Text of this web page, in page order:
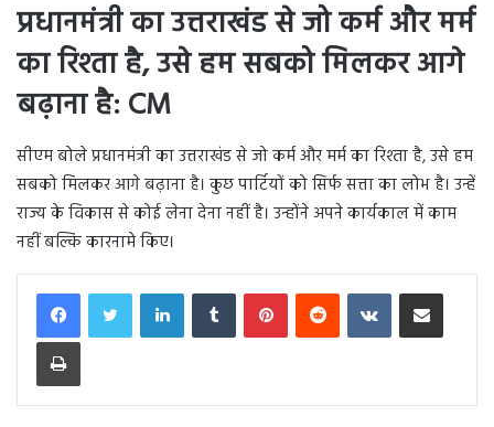
प्रधानमंत्री का उत्तराखंड से जो कर्म और मर्म
का रिश्ता है, उसे हम सबको मिलकर आगे
बढ़ाना है: CM
सीएम बोले प्रधानमंत्री का उत्तराखंड से जो कर्म और मर्म का रिश्ता है, उसे हम
सबको मिलकर आगे बढ़ाना है। कुछ पार्टियों को सिर्फ सत्ता का लोभ है। उन्हें
राज्य के विकास से कोई लेना देना नहीं है। उन्होंने अपने कार्यकाल में काम
नहीं बल्कि कारनामे किए।
LinkedInTumblr PinterestReddit VKontakteShare via Email
Print